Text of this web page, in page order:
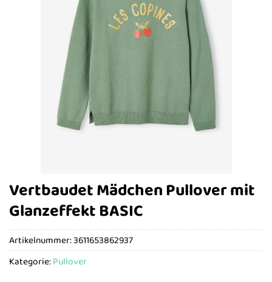
Vertbaudet Mädchen Pullover mit
Glanzeffekt BASIC
Artikelnummer:3611653862937
Kategorie:Pullover